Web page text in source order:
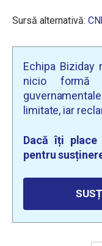
Sursă alternativă:
Echipa
nicio formă
limitate, iar
Dacă îți
pentru